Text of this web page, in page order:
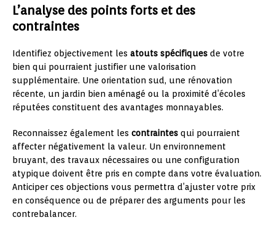
L’analyse des points forts et des
contraintes
Identifiez objectivement les atouts spécifiques de votre
bien qui pourraient justifier une valorisation
supplémentaire. Une orientation sud, une rénovation
récente, un jardin bien aménagé ou la proximité d’écoles
réputées constituent des avantages monnayables.
Reconnaissez également les contraintes qui pourraient
affecter négativement la valeur. Un environnement
bruyant, des travaux nécessaires ou une configuration
atypique doivent être pris en compte dans votre évaluation.
Anticiper ces objections vous permettra d’ajuster votre prix
en conséquence ou de préparer des arguments pour les
contrebalancer.